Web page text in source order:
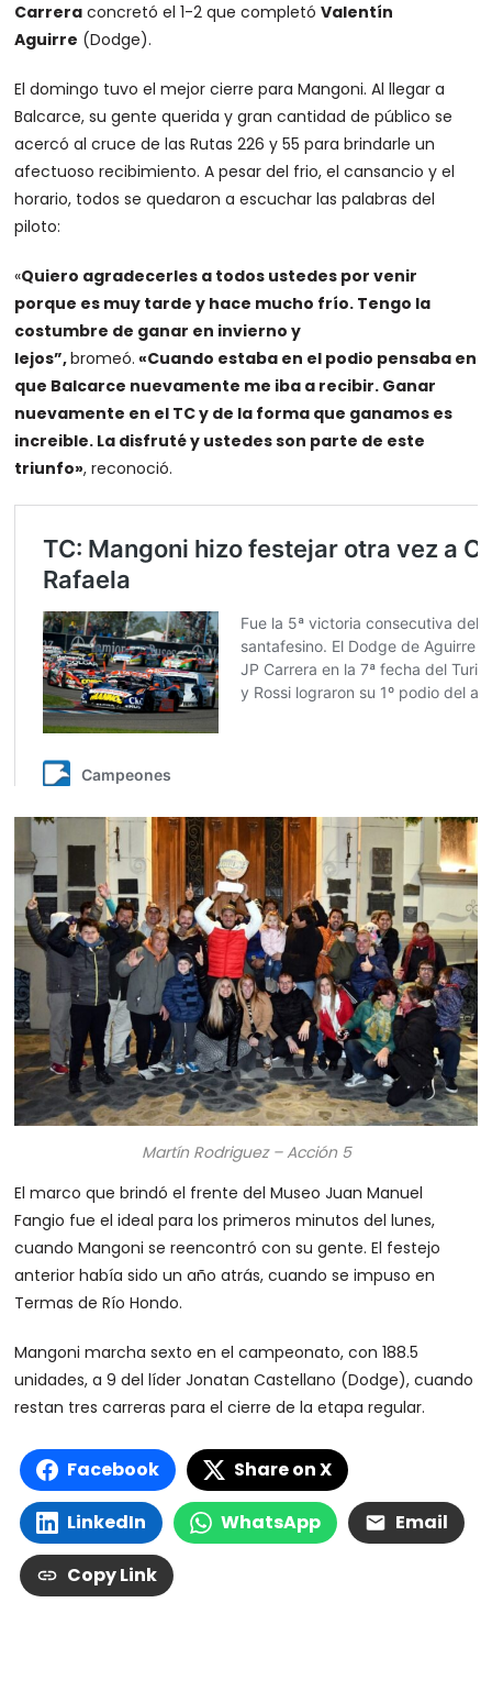
Carrera concretó el 1-2 que completóValentín
Aguirre (Dodge).
El domingo tuvo el mejor cierre para Mangoni. Al llegar a
Balcarce, su gente querida y gran cantidad de público se
acercó al cruce de las Rutas 226 y 55 para brindarle un
afectuoso recibimiento. A pesar del frio, el cansancio y el
horario, todos se quedaron a escuchar las palabras del
piloto:
«Quiero agradecerles a todos ustedes por venir
porque es muy tarde y hace mucho frío. Tengo la
costumbre de ganar en invierno y
lejos”,bromeó. «Cuando estaba en el podio pensaba en
que Balcarce nuevamente me iba a recibir. Ganar
nuevamente en el TC y de la forma que ganamos es
increible. La disfruté y ustedes son parte de este
triunfo», reconoció.
Martín Rodriguez – Acción 5
El marco que brindó el frente del Museo Juan Manuel
Fangio fue el ideal para los primeros minutos del lunes,
cuando Mangoni se reencontró con su gente. El festejo
anterior había sido un año atrás, cuando se impuso en
Termas de Río Hondo.
Mangoni marcha sexto en el campeonato, con 188.5
unidades, a 9 del líder Jonatan Castellano (Dodge), cuando
restan tres carreras para el cierre de la etapa regular.
Facebook Share on X
LinkedIn WhatsApp Email
Copy Link